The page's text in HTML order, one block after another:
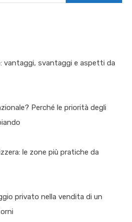
vantaggi, svantaggi e aspetti da
Perché le priorità degli
le zone più pratiche da
privato nella vendita di un